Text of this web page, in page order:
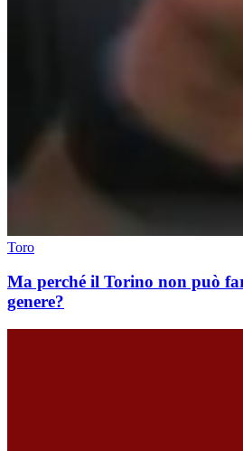
Toro
Ma perché il Torino non può
genere?